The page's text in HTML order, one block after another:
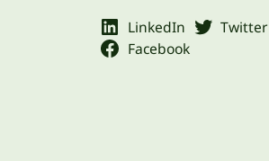
LinkedIn
Twitter
Facebook